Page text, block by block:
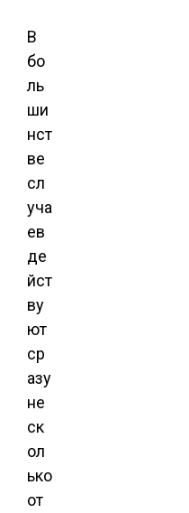
В
бо
ль
ши
нст
ве
сл
уча
ев
де
йст
ву
ют
ср
азу
не
ск
ол
ько
от